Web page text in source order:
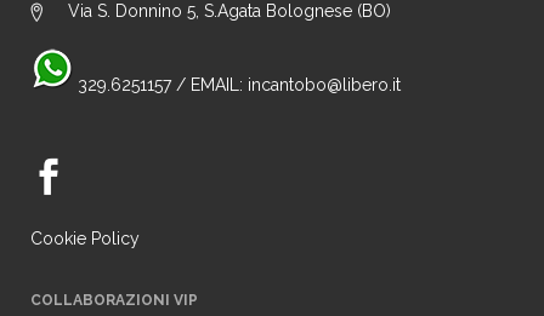
Via S. Donnino 5, S.Agata Bolognese (BO)
329.6251157/ EMAIL: incantobo@libero.it
Cookie Policy
COLLABORAZIONI VIP